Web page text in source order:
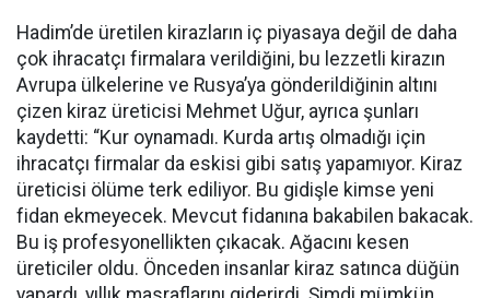
Hadim’de üretilen kirazların iç piyasaya değil de daha
çok ihracatçı firmalara verildiğini, bu lezzetli kirazın
Avrupa ülkelerine ve Rusya’ya gönderildiğinin altını
çizen kiraz üreticisi Mehmet Uğur, ayrıca şunları
kaydetti: “Kur oynamadı. Kurda artış olmadığı için
ihracatçı firmalar da eskisi gibi satış yapamıyor. Kiraz
üreticisi ölüme terk ediliyor. Bu gidişle kimse yeni
fidan ekmeyecek. Mevcut fidanına bakabilen bakacak.
Bu iş profesyonellikten çıkacak. Ağacını kesen
üreticiler oldu. Önceden insanlar kiraz satınca düğün